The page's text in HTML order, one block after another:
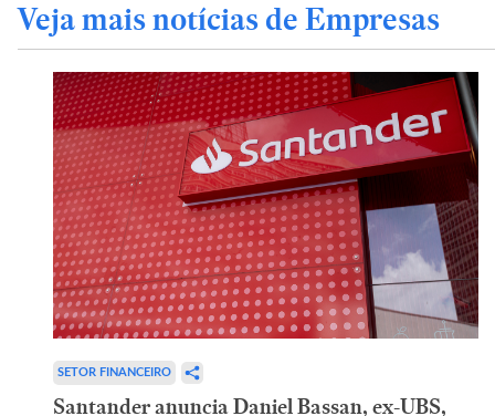
Veja mais notícias de Empresas
SETOR FINANCEIRO
Santander anuncia Daniel Bassan, ex-UBS,